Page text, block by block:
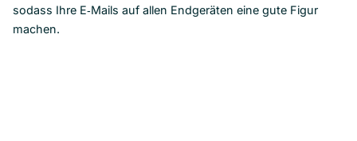
sodass Ihre E‑Mails auf allen Endgeräten eine gute Figur
machen.